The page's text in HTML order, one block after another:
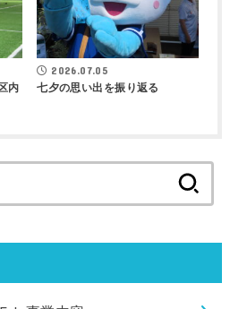
内
2026.07.05
七夕の思い出を振り返る
索: